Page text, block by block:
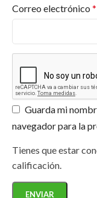
¿Ofrecen
¿Los
el medio
Correo electrónico *
Guarda mi
navegador para la
Tienes que estar
calificación.